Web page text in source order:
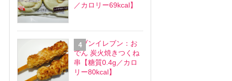
／カロリー69kcal】
セブンイレブン：お
でん 炭火焼きつくね
串【糖質0.4g／カロ
リー80kcal】